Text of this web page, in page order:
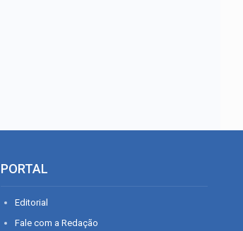
PORTAL
Editorial
Fale com a Redação